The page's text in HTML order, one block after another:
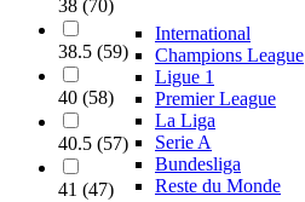
International
Champions League
Ligue 1
Premier League
La Liga
Serie A
Bundesliga
Reste du Monde
38 (70)
38.5 (59)
40 (58)
40.5 (57)
41 (47)